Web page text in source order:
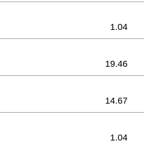
1.04
19.46
14.67
1.04